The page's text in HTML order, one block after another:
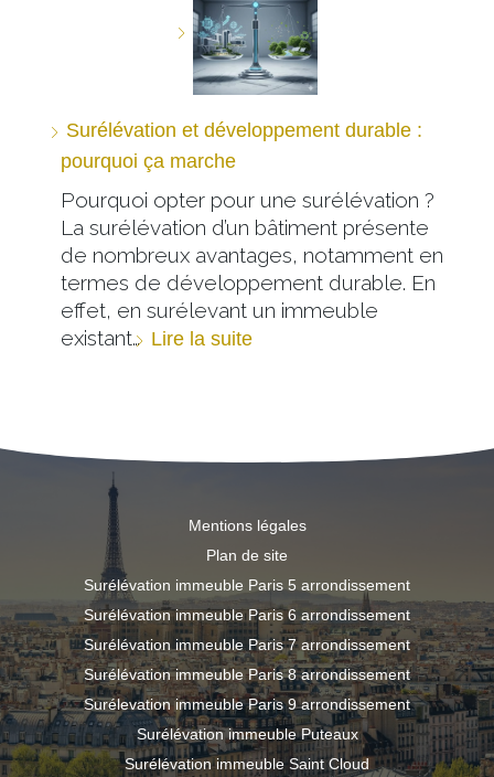
Surélévation et développement durable :
pourquoi ça marche
Pourquoi opter pour une surélévation ?
La surélévation d’un bâtiment présente
de nombreux avantages, notamment en
termes de développement durable. En
effet, en surélevant un immeuble
existant… Lire la suite
Mentions légales
Plan de site
Surélévation immeuble Paris 5 arrondissement
Surélévation immeuble Paris 6 arrondissement
Surélévation immeuble Paris 7 arrondissement
Surélévation immeuble Paris 8 arrondissement
Surélevation immeuble Paris 9 arrondissement
Surélévation immeuble Puteaux
Surélévation immeuble Saint Cloud